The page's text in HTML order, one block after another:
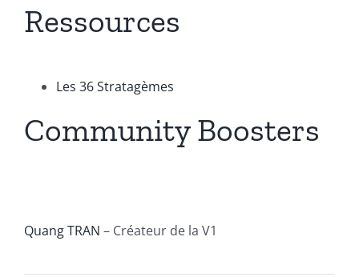
Ressources
Les 36 Stratagèmes
Community Boosters
Quang TRAN – Créateur de la V1